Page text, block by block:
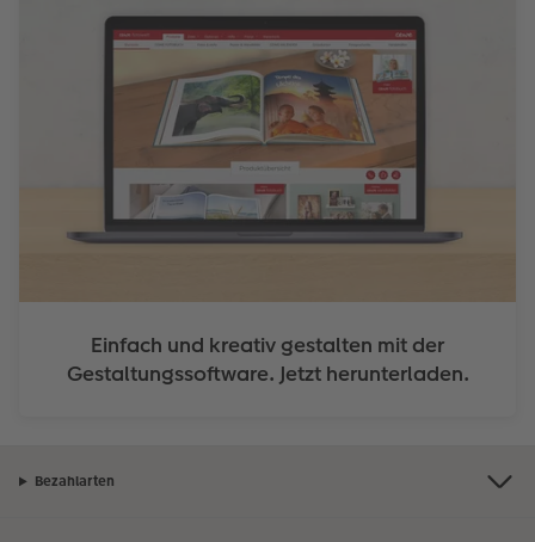
Einfach und kreativ gestalten mit der
Gestaltungssoftware. Jetzt herunterladen.
Bezahlarten